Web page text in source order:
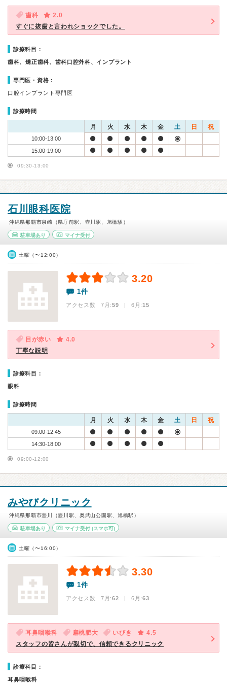
歯科
2.0
すぐに抜歯と言われショックでした。
診療科目：
歯科、矯正歯科、歯科口腔外科、インプラント
専門医・資格：
口腔インプラント専門医
診療時間
月 火 水 木 金 土 日 祝
10:00-13:00
15:00-19:00
09:30-13:00
石川眼科医院
沖縄県那覇市泉崎（県庁前駅、壺川駅、旭橋駅）
駐車場あり マイナ受付
土曜（〜12:00）
3.20
1件
アクセス数 7月:59 | 6月:15
目が赤い
4.0
丁寧な説明
診療科目：
眼科
診療時間
月 火 水 木 金 土 日 祝
09:00-12:45
14:30-18:00
09:00-12:00
みやびクリニック
沖縄県那覇市壺川（壺川駅、奥武山公園駅、旭橋駅）
駐車場あり マイナ受付(スマホ可)
土曜（〜16:00）
3.30
1件
アクセス数 7月:62 | 6月:63
耳鼻咽喉科 扁桃肥大 いびき
4.5
スタッフの皆さんが親切で、信頼できるクリニック
診療科目：
耳鼻咽喉科